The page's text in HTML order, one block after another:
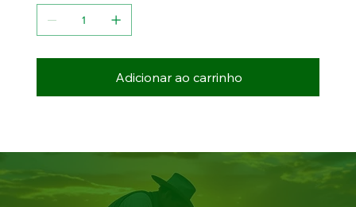
Adicionar ao carrinho